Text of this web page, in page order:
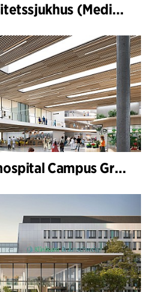
Hannover Universitetssjukhus (Medizinische Hochschule Hannover, MHH)
LMU Universitetshospital Campus Grosshadern